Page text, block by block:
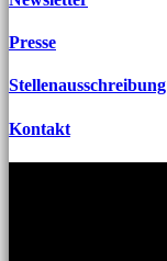
Presse
Stellenausschreibung
Kontakt